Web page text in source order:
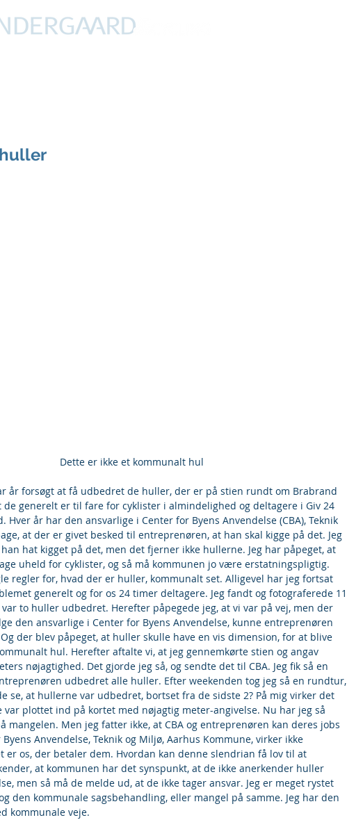
Dette er ikke et kommunalt hul
år forsøgt at få udbedret de huller, der er på stien rundt om Brabrand
de generelt er til fare for cyklister i almindelighed og deltagere i Giv 24
år har den ansvarlige i Center for Byens Anvendelse (CBA), Teknik
at der er givet besked til entreprenøren, at han skal kigge på det. Jeg
hat kigget på det, men det fjerner ikke hullerne. Jeg har påpeget, at
uheld for cyklister, og så må kommunen jo være erstatningspligtig.
regler for, hvad der er huller, kommunalt set. Alligevel har jeg fortsat
generelt og for os 24 timer deltagere. Jeg fandt og fotograferede 11
to huller udbedret. Herefter påpegede jeg, at vi var på vej, men der
den ansvarlige i Center for Byens Anvendelse, kunne entreprenøren
der blev påpeget, at huller skulle have en vis dimension, for at blive
hul. Herefter aftalte vi, at jeg gennemkørte stien og angav
nøjagtighed. Det gjorde jeg så, og sendte det til CBA. Jeg fik så en
udbedret alle huller. Efter weekenden tog jeg så en rundtur,
se, at hullerne var udbedret, bortset fra de sidste 2? På mig virker det
var plottet ind på kortet med nøjagtig meter-angivelse. Nu har jeg så
mangelen. Men jeg fatter ikke, at CBA og entreprenøren kan deres jobs
Anvendelse, Teknik og Miljø, Aarhus Kommune, virker ikke
er os, der betaler dem. Hvordan kan denne slendrian få lov til at
at kommunen har det synspunkt, at de ikke anerkender huller
men så må de melde ud, at de ikke tager ansvar. Jeg er meget rystet
den kommunale sagsbehandling, eller mangel på samme. Jeg har den
kommunale veje.